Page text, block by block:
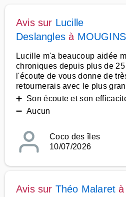
Avis sur Lucille
Deslangles à MOUGINS
Lucille m'a beaucoup aidée
chroniques depuis plus de
l'écoute de vous donne de
retournerais avec le plus
➕ Son écoute et son
➖ Aucun
Coco des îles
10/07/2026
Avis sur Théo Malaret à